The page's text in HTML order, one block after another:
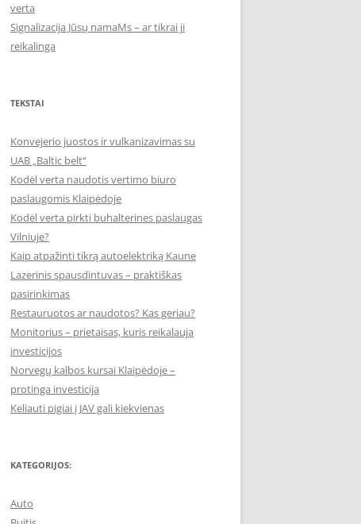
verta
Signalizacija Jūsų namaMs – ar tikrai ji
reikalinga
TEKSTAI
Konvejerio juostos ir vulkanizavimas su
UAB „Baltic belt“
Kodėl verta naudotis vertimo biuro
paslaugomis Klaipėdoje
Kodėl verta pirkti buhalterines paslaugas
Vilniuje?
Kaip atpažinti tikrą autoelektriką Kaune
Lazerinis spausdintuvas – praktiškas
pasirinkimas
Restauruotos ar naudotos? Kas geriau?
Monitorius – prietaisas, kuris reikalauja
investicijos
Norvegų kalbos kursai Klaipėdoje –
protinga investicija
Keliauti pigiai į JAV gali kiekvienas
KATEGORIJOS:
Auto